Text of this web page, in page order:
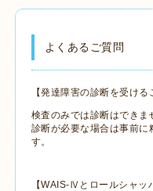
よくあるご質問
【発達障害の診断を受ける
検査のみでは診断はできま
診断が必要な場合は事前に
す。
【WAIS‐Ⅳとロールシャッ